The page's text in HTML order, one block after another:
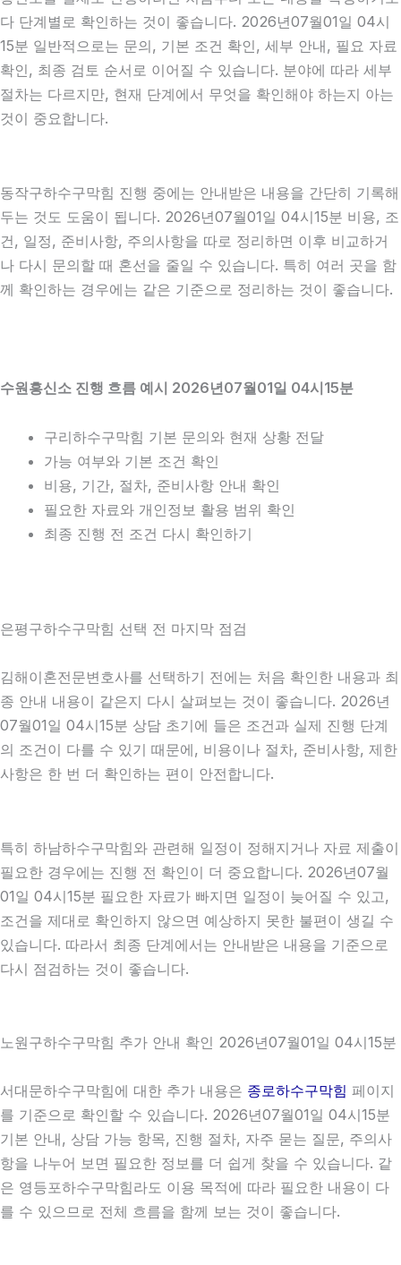
다 단계별로 확인하는 것이 좋습니다. 2026년07월01일 04시
15분 일반적으로는 문의, 기본 조건 확인, 세부 안내, 필요 자료
확인, 최종 검토 순서로 이어질 수 있습니다. 분야에 따라 세부
절차는 다르지만, 현재 단계에서 무엇을 확인해야 하는지 아는
것이 중요합니다.
동작구하수구막힘 진행 중에는 안내받은 내용을 간단히 기록해
두는 것도 도움이 됩니다. 2026년07월01일 04시15분 비용, 조
건, 일정, 준비사항, 주의사항을 따로 정리하면 이후 비교하거
나 다시 문의할 때 혼선을 줄일 수 있습니다. 특히 여러 곳을 함
께 확인하는 경우에는 같은 기준으로 정리하는 것이 좋습니다.
수원흥신소 진행 흐름 예시 2026년07월01일 04시15분
구리하수구막힘 기본 문의와 현재 상황 전달
가능 여부와 기본 조건 확인
비용, 기간, 절차, 준비사항 안내 확인
필요한 자료와 개인정보 활용 범위 확인
최종 진행 전 조건 다시 확인하기
은평구하수구막힘 선택 전 마지막 점검
김해이혼전문변호사를 선택하기 전에는 처음 확인한 내용과 최
종 안내 내용이 같은지 다시 살펴보는 것이 좋습니다. 2026년
07월01일 04시15분 상담 초기에 들은 조건과 실제 진행 단계
의 조건이 다를 수 있기 때문에, 비용이나 절차, 준비사항, 제한
사항은 한 번 더 확인하는 편이 안전합니다.
특히 하남하수구막힘와 관련해 일정이 정해지거나 자료 제출이
필요한 경우에는 진행 전 확인이 더 중요합니다. 2026년07월
01일 04시15분 필요한 자료가 빠지면 일정이 늦어질 수 있고,
조건을 제대로 확인하지 않으면 예상하지 못한 불편이 생길 수
있습니다. 따라서 최종 단계에서는 안내받은 내용을 기준으로
다시 점검하는 것이 좋습니다.
노원구하수구막힘 추가 안내 확인 2026년07월01일 04시15분
서대문하수구막힘에 대한 추가 내용은 종로하수구막힘 페이지
를 기준으로 확인할 수 있습니다. 2026년07월01일 04시15분
기본 안내, 상담 가능 항목, 진행 절차, 자주 묻는 질문, 주의사
항을 나누어 보면 필요한 정보를 더 쉽게 찾을 수 있습니다. 같
은 영등포하수구막힘라도 이용 목적에 따라 필요한 내용이 다
를 수 있으므로 전체 흐름을 함께 보는 것이 좋습니다.